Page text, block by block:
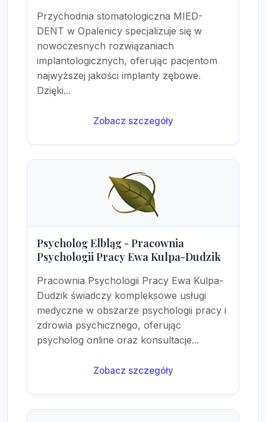
Przychodnia stomatologiczna MIED-
DENT w Opalenicy specjalizuje się w
nowoczesnych rozwiązaniach
implantologicznych, oferując pacjentom
najwyższej jakości implanty zębowe.
Dzięki...
Zobacz szczegóły
Psycholog Elbląg - Pracownia
Psychologii Pracy Ewa Kulpa-Dudzik
Pracownia Psychologii Pracy Ewa Kulpa-
Dudzik świadczy kompleksowe usługi
medyczne w obszarze psychologii pracy i
zdrowia psychicznego, oferując
psycholog online oraz konsultacje...
Zobacz szczegóły